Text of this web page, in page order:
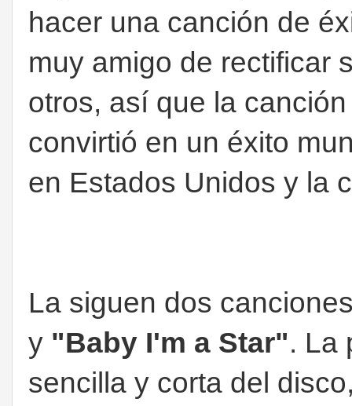
hacer una canción de
muy amigo de rectificar
otros, así que la
convirtió en un éxito
en Estados Unidos y la
La siguen dos
y "Baby I'm a Star". La
sencilla y corta del